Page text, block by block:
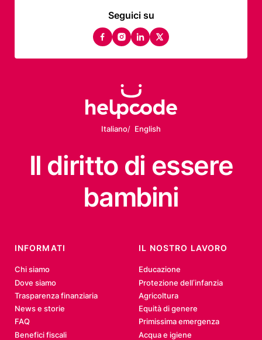
Seguici su
facebook
instagram
linkedin
twitter
Italiano English
Il diritto di essere
bambini
INFORMATI
Chi siamo
Dove siamo
Trasparenza finanziaria
News e storie
FAQ
Benefici fiscali
IL NOSTRO LAVORO
Educazione
Protezione dell’infanzia
Agricoltura
Equità di genere
Primissima emergenza
Acqua e igiene